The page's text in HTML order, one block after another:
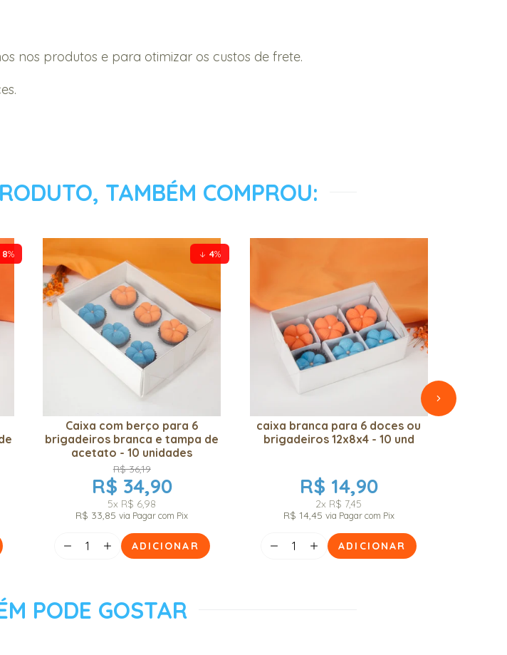
nos produtos e para otimizar os custos de frete.
TAMBÉM COMPROU:
8% 4%
Caixa com berço para 6
brigadeiros branca e tampa de
acetato - 10 unidades
R$ 36,19
R$ 34,90
5x R$ 6,98
R$ 33,85via Pagar com Pix
ADICIONAR
caixa branca para 6 doces ou
brigadeiros 12x8x4 - 10 und
R$ 14,90
2x R$ 7,45
R$ 14,45 via Pagar com Pix
ADICIONAR
PODE GOSTAR